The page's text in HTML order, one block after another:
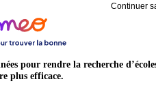
Continuer
pour rendre la recherche
plus efficace.